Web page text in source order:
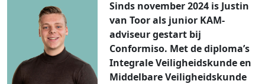
Sinds november 2024 is Justin
van Toor als junior KAM-
adviseur gestart bij
Conformiso. Met de diploma’s
Integrale Veiligheidskunde en
Middelbare Veiligheidskunde